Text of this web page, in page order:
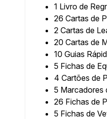
1 Livro de
26 Cartas de
2 Cartas de
20 Cartas de
10 Guias
5 Fichas de
4 Cartões de
5 Marcadores
26 Fichas de
5 Fichas de